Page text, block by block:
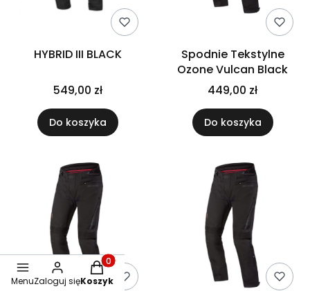
HYBRID III BLACK
549,00 zł
Do koszyka
Spodnie Tekstylne
Ozone Vulcan Black
449,00 zł
Do koszyka
MenuZaloguj się
Produkty w koszyku: 0. Zobacz szczegóły
Koszyk